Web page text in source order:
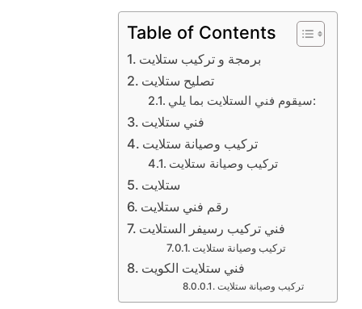
Table of Contents
برمجة و تركيب ستلايت
تصليح ستلايت
سيقوم فني الستلايت بما يلي:
فني ستلايت
تركيب وصيانة ستلايت
تركيب وصيانة ستلايت
ستلايت
رقم فني ستلايت
فني تركيب رسيفر الستلايت
تركيب وصيانة ستلايت
فني ستلايت الكويت
تركيب وصيانة ستلايت